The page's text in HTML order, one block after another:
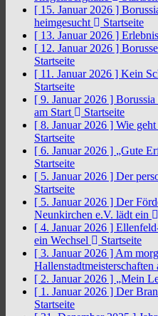
[ 15. Januar 2026 ]
heimgesucht
Startseite
[ 13. Januar 2026 ]
[ 12. Januar 2026 ]
Startseite
[ 11. Januar 2026 ] Kein
Startseite
[ 9. Januar 2026 ]
am Start
Startseite
[ 8. Januar 2026 ] Wie
Startseite
[ 6. Januar 2026 ] „Gute
Startseite
[ 5. Januar 2026 ] Der
Startseite
[ 5. Januar 2026 ] Der
Neunkirchen e.V. lädt ein
[ 4. Januar 2026 ]
ein Wechsel
Startseite
[ 3. Januar 2026 ] Am
Hallenstadtmeisterschaften
[ 2. Januar 2026 ] „Mein
[ 1. Januar 2026 ] Der
Startseite